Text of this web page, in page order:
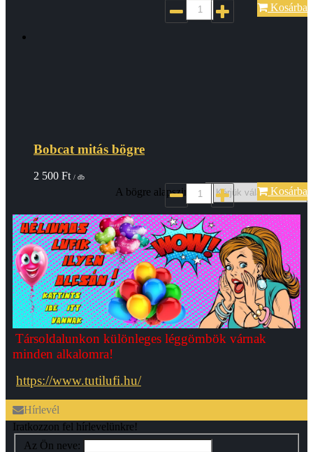
Kosárba
Bobcat mitás bögre
2 500 Ft / db
A bögre alapszine*: Kosárba
Társoldalunkon különleges léggömbök várnak
minden alkalomra!
https://www.tutilufi.hu/
Hírlevél
Iratkozzon fel hírlevelünkre!
Az Ön neve: